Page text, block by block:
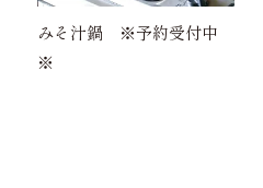
みそ汁鍋 ※予約受付中
※